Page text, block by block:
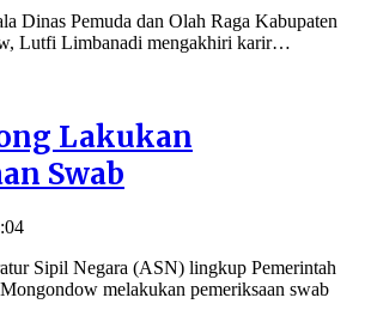
Dinas Pemuda dan Olah Raga Kabupaten
Lutfi Limbanadi mengakhiri karir…
Lakukan
Swab
Sipil Negara (ASN) lingkup Pemerintah
melakukan pemeriksaan swab